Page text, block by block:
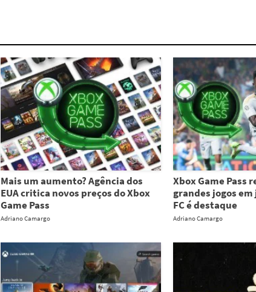
Mais um aumento? Agência dos
EUA critica novos preços do Xbox
Game Pass
Adriano Camargo
Xbox Game Pass
grandes jogos em
FC é destaque
Adriano Camargo